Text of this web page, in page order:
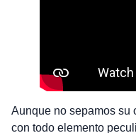
Aunque no sepamos su
con todo elemento